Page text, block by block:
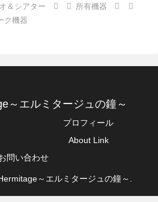
＆シアター
所有機器
ク機器
～エルミタージュの鐘～
プロフィール
About Link
問い合わせ
～エルミタージュの鐘～.